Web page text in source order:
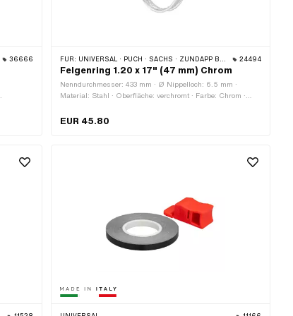
36666 FÜR: UNIVERSAL · PUCH · SACHS · ZÜNDAPP BELMONDO 24494
Felgenring 1.20 x 17" (47 mm) Chrom
Nenndurchmesser: 433 mm · Ø Nippelloch: 6.5 mm ·
Material: Stahl · Oberfläche: verchromt · Farbe: Chrom ·
[mm]: 31 mm · Radgrösse: 17 " · Gesamtbreite aussen: 47
EUR 45.80